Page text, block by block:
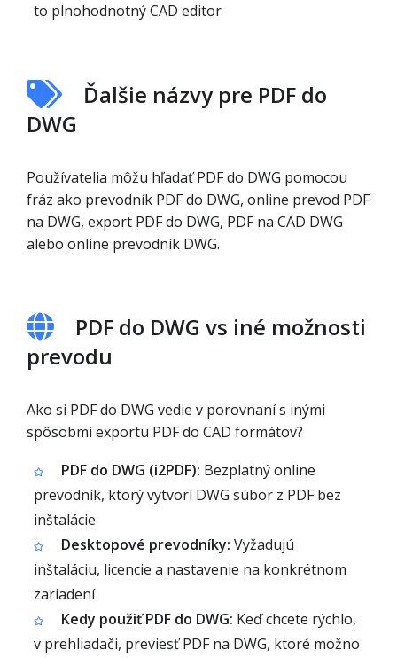
to plnohodnotný CAD editor
Ďalšie názvy pre PDF do
DWG
Používatelia môžu hľadať PDF do DWG pomocou
fráz ako prevodník PDF do DWG, online prevod PDF
na DWG, export PDF do DWG, PDF na CAD DWG
alebo online prevodník DWG.
PDF do DWG vs iné možnosti
prevodu
Ako si PDF do DWG vedie v porovnaní s inými
spôsobmi exportu PDF do CAD formátov?
PDF do DWG (i2PDF): Bezplatný online
prevodník, ktorý vytvorí DWG súbor z PDF bez
inštalácie
Desktopové prevodníky: Vyžadujú
inštaláciu, licencie a nastavenie na konkrétnom
zariadení
Kedy použiť PDF do DWG: Keď chcete rýchlo,
v prehliadači, previesť PDF na DWG, ktoré možno